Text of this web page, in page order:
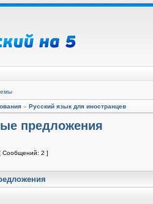
» Русский язык для иностранцев
предложения
Сообщений: 2 ]